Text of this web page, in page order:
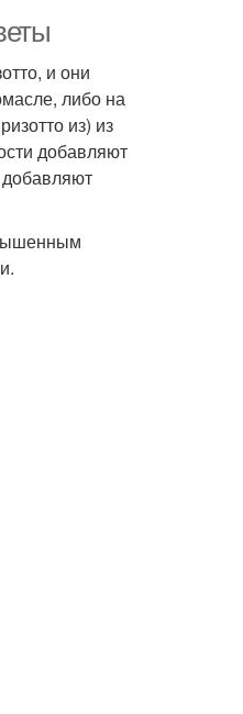
и они
либо на
из) из
добавляют